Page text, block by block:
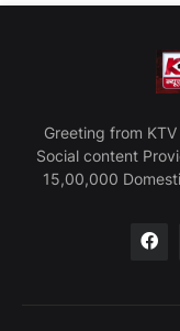
Greeting from
Social content
15,00,000